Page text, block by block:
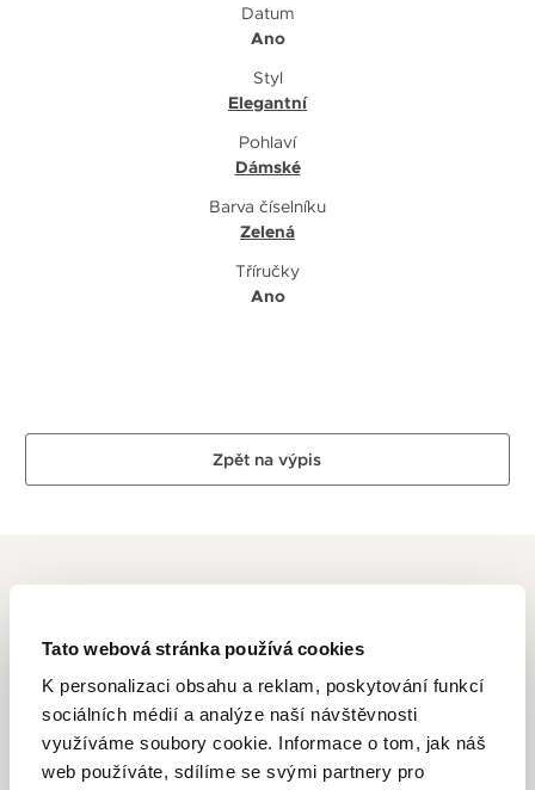
Tato webová stránka používá cookies
K personalizaci obsahu a reklam, poskytování funkcí
sociálních médií a analýze naší návštěvnosti
využíváme soubory cookie. Informace o tom, jak náš
web používáte, sdílíme se svými partnery pro
Datum
Ano
Styl
Elegantní
Pohlaví
Dámské
Barva číselníku
Zelená
Tříručky
Ano
Zpět na výpis
MAURICE LACROIX
Počátky této značky se datují do roku 1975, kdy společnost
Desco von Schulthess Company (počátky této společnosti
se datují do roku 1889) koupila továrnu ve Švýcarském městě